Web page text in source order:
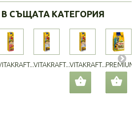
СЪЩАТА КАТЕГОРИЯ
VITAKRAFT...VITAKRAFT...PREMIUM...